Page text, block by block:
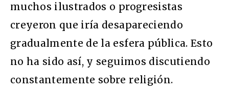
muchos ilustrados o progresistas
creyeron que iría desapareciendo
gradualmente de la esfera pública. Esto
no ha sido así, y seguimos discutiendo
constantemente sobre religión.